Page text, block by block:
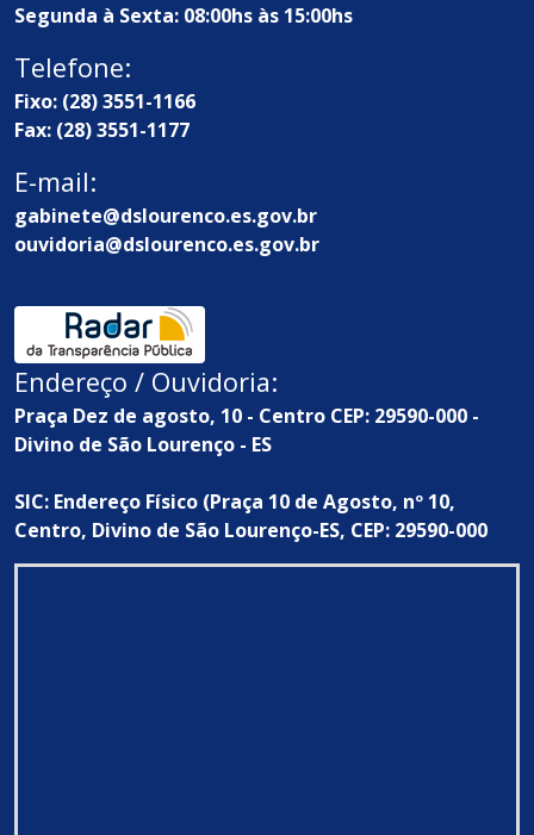
Segunda à Sexta: 08:00hs às 15:00hs
Telefone:
Fixo: (28) 3551-1166
Fax: (28) 3551-1177
E-mail:
gabinete@dslourenco.es.gov.br
ouvidoria@dslourenco.es.gov.br
Endereço / Ouvidoria:
Praça Dez de agosto, 10 - Centro CEP: 29590-000 -
Divino de São Lourenço - ES
SIC: Endereço Físico (Praça 10 de Agosto, nº 10,
Centro, Divino de São Lourenço-ES, CEP: 29590-000